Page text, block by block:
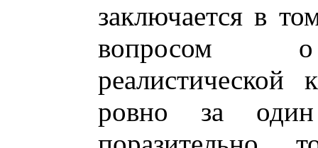
заключается в
вопросом о
ровно за